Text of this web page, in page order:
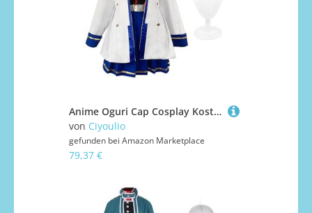
Anime Oguri Cap Cosplay Kostüm Perücke Full Set Damen Outfit Anime Kostüm Dress Up Uniform Rollenspiel Halloween Weihnachten Karneval Party Anzug
von Ciyoulio
gefunden bei Amazon Marketplace
79,37 €